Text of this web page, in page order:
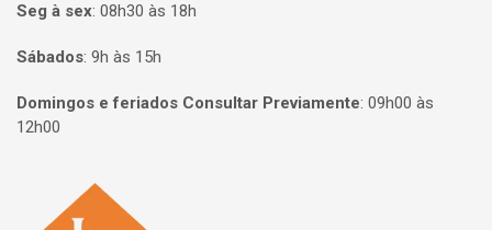
Seg à sex: 08h30 às 18h
Sábados: 9h às 15h
Domingos e feriados Consultar Previamente: 09h00 às
12h00
Página inicial